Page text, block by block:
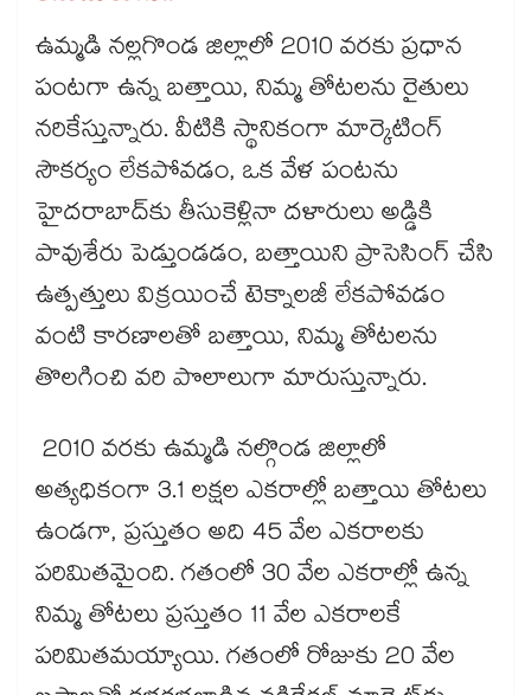
ఉమ్మడి నల్లగొండ జిల్లాలో 2010 వరకు ప్రధాన
పంటగా ఉన్న బత్తాయి, నిమ్మ తోటలను రైతులు
నరికేస్తున్నారు. వీటికి స్థానికంగా మార్కెటింగ్‌‌
సౌకర్యం లేకపోవడం, ఒక వేళ పంటను
హైదరాబాద్‌‌కు తీసుకెళ్లినా దళారులు అడ్డికి
పావుశేరు పెడ్తుండడం, బత్తాయిని ప్రాసెసింగ్‌‌ చేసి
ఉత్పత్తులు విక్రయించే టెక్నాలజీ లేకపోవడం
వంటి కారణాలతో బత్తాయి, నిమ్మ తోటలను
తొలగించి వరి పొలాలుగా మారుస్తున్నారు.
2010 వరకు ఉమ్మడి నల్గొండ జిల్లాలో
అత్యధికంగా 3.1 లక్షల ఎకరాల్లో బత్తాయి తోటలు
ఉండగా, ప్రస్తుతం అది 45 వేల ఎకరాలకు
పరిమితమైంది. గతంలో 30 వేల ఎకరాల్లో ఉన్న
నిమ్మ తోటలు ప్రస్తుతం 11 వేల ఎకరాలకే
పరిమితమయ్యాయి. గతంలో రోజుకు 20 వేల